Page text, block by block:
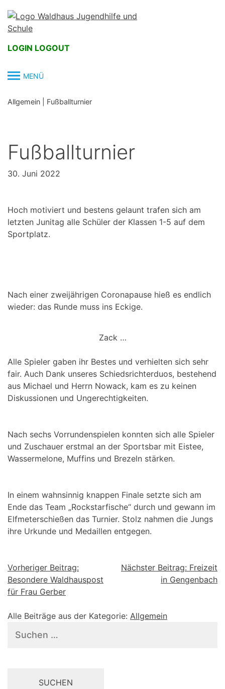
content
LOGIN LOGOUT
MENÜ
Allgemein Fußballturnier
Fußballturnier
30. Juni 2022
Hoch motiviert und bestens gelaunt trafen sich am
letzten Junitag alle Schüler der Klassen 1-5 auf dem
Sportplatz.
Nach einer zweijährigen Coronapause hieß es endlich
wieder: das Runde muss ins Eckige.
Zack …
Alle Spieler gaben ihr Bestes und verhielten sich sehr
fair. Auch Dank unseres Schiedsrichterduos, bestehend
aus Michael und Herrn Nowack, kam es zu keinen
Diskussionen und Ungerechtigkeiten.
Nach sechs Vorrundenspielen konnten sich alle Spieler
und Zuschauer erstmal an der Sportsbar mit Eistee,
Wassermelone, Muffins und Brezeln stärken.
In einem wahnsinnig knappen Finale setzte sich am
Ende das Team „Rockstarfische“ durch und gewann im
Elfmeterschießen das Turnier. Stolz nahmen die Jungs
ihre Urkunde und Medaillen entgegen.
Beitragsnavigation
Vorheriger Beitrag:
Besondere Waldhauspost
für Frau Gerber
Nächster Beitrag: Freizeit
in Gengenbach
Alle Beiträge aus der Kategorie: Allgemein
nach: